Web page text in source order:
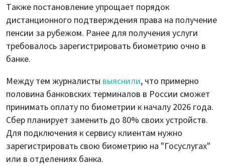
Также постановление упрощает порядок
дистанционного подтверждения права на получение
пенсии за рубежом. Ранее для получения услуги
требовалось зарегистрировать биометрию очно в
банке.
Между тем журналисты выяснили, что примерно
половина банковских терминалов в России сможет
принимать оплату по биометрии к началу 2026 года.
Сбер планирует заменить до 80% своих устройств.
Для подключения к сервису клиентам нужно
зарегистрировать свою биометрию на "Госуслугах"
или в отделениях банка.